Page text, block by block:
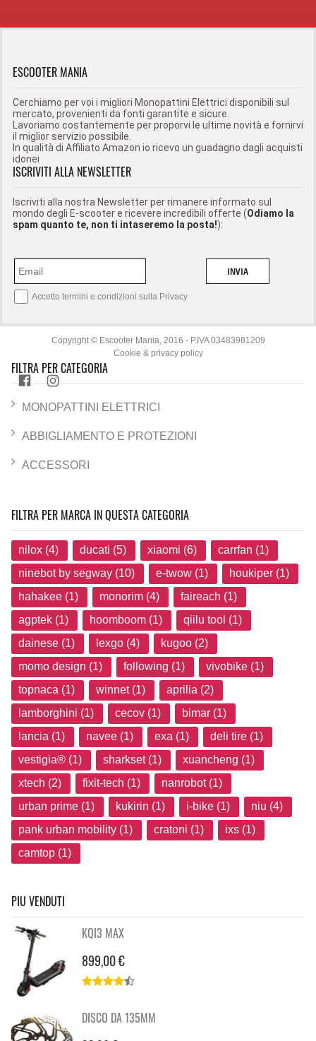
FILTRA PER CATEGORIA
MONOPATTINI ELETTRICI
ABBIGLIAMENTO E PROTEZIONI
ACCESSORI
FILTRA PER MARCA IN QUESTA CATEGORIA
nilox (4) ducati (5) xiaomi (6)
carrfan (1)
ninebot by segway (10)
e-twow (1)
houkiper (1)
hahakee (1)
monorim (4)
faireach (1)
agptek (1)
hoomboom (1)
qiilu tool (1)
dainese (1)
lexgo (4)
kugoo (2)
momo design (1)
following (1)
vivobike (1)
topnaca (1)
winnet (1)
aprilia (2)
lamborghini (1)
cecov (1)
bimar (1)
lancia (1)
navee (1) exa (1)
deli tire (1)
vestigia® (1)
sharkset (1)
xuancheng (1)
xtech (2)
fixit-tech (1)
nanrobot (1)
urban prime (1)
kukirin (1) i-bike (1)
niu (4)
pank urban mobility (1)
cratoni (1)
ixs (1)
camtop (1)
PIU VENDUTI
KQI3 MAX
899,00 €
DISCO DA 135MM
ESCOOTER MANIA
Cerchiamo per voi i migliori Monopattini Elettrici disponibili sul
mercato, provenienti da fonti garantite e sicure.
Lavoriamo costantemente per proporvi le ultime novità e fornirvi
il miglior servizio possibile.
In qualità di Affiliato Amazon io ricevo un guadagno dagli acquisti
idonei
ISCRIVITI ALLA NEWSLETTER
Iscriviti alla nostra Newsletter per rimanere informato sul
mondo degli E-scooter e ricevere incredibili offerte (Odiamo la
spam quanto te, non ti intaseremo la posta!):
INVIA
Accetto termini e condizioni sulla Privacy
Copyright © Escooter Mania, 2016 - P.IVA 03483981209
Cookie & privacy policy